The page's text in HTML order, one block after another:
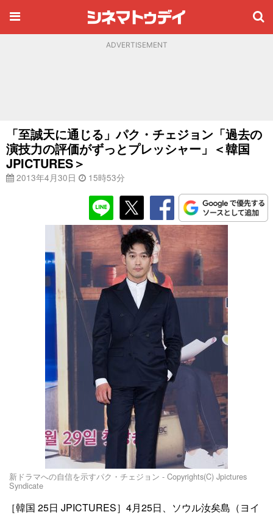
ADVERTISEMENT
「至誠天に通じる」パク・チェジョン「過去の
演技力の評価がずっとプレッシャー」＜韓国
JPICTURES＞
2013年4月30日 15時53分
新ドラマへの自信を示すパク・チェジョン - Copyrights(C) Jpictures
Syndicate
［韓国 25日 JPICTURES］4月25日、ソウル汝矣島（ヨイ